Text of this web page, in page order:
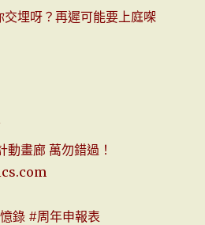
埋呀？再遲可能要上庭㗎
動畫廊 萬勿錯過！
錄 #周年申報表